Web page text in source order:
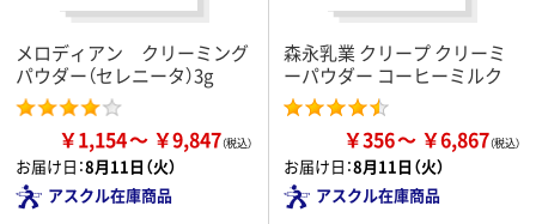
メロディアン クリーミング
パウダー（セレニータ）3g
￥1,154 ￥9,847
お届け日：8月11日（火）
アスクル在庫商品
森永乳業 クリープ クリーミ
ーパウダー コーヒーミルク
￥356 ￥6,867
お届け日：8月11日（火）
アスクル在庫商品